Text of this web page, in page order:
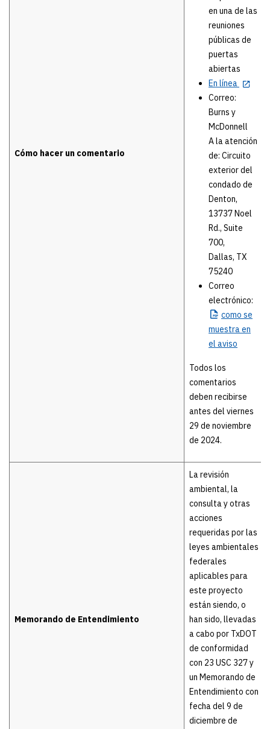
Cómo hacer un comentario
en una de las
reuniones
públicas de
puertas
abiertas
En línea
Correo:
Burns y
McDonnell
A la atención
de: Circuito
exterior del
condado de
Denton,
13737 Noel
Rd., Suite
700,
Dallas, TX
75240
Correo
electrónico:
como se
muestra en
el aviso
Todos los
comentarios
deben recibirse
antes del viernes
29 de noviembre
de 2024.
Memorando de Entendimiento
La revisión
ambiental, la
consulta y otras
acciones
requeridas por las
leyes ambientales
federales
aplicables para
este proyecto
están siendo, o
han sido, llevadas
a cabo por TxDOT
de conformidad
con 23 USC 327 y
un Memorando de
Entendimiento con
fecha del 9 de
diciembre de